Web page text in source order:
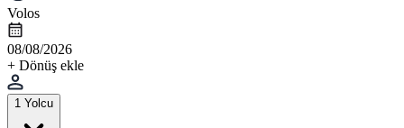
Volos
08/08/2026
+ Dönüş ekle
1 Yolcu